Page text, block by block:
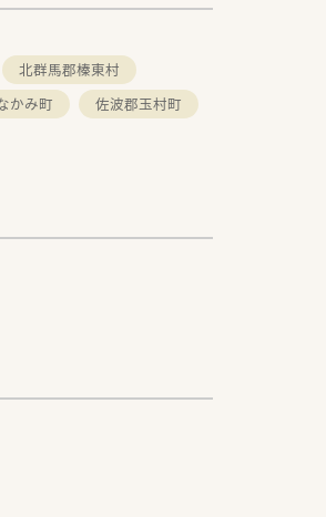
北群馬郡榛東村
かみ町
佐波郡玉村町